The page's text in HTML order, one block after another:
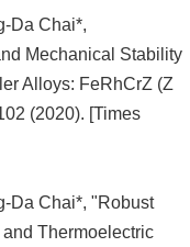
Da Chai*,
Mechanical Stability
Alloys: FeRhCrZ (Z
(2020). [Times
Da Chai*, "Robust
Thermoelectric